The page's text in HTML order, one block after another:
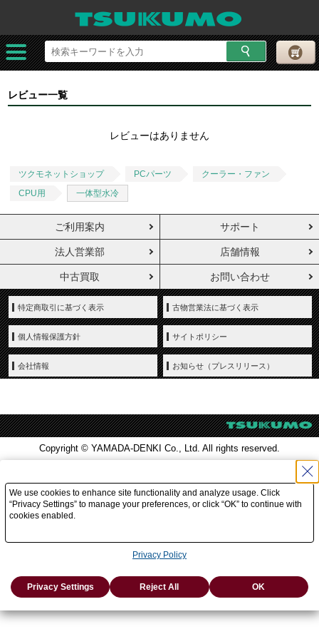
レビュー一覧
レビューはありません
ツクモネットショップ PCパーツ
クーラー・ファン
CPU用
一体型水冷
ご利用案内 サポート
法人営業部 店舗情報
中古買取 お問い合わせ
特定商取引に基づく表示 古物営業法に基づく表示
個人情報保護方針 サイトポリシー
会社情報 お知らせ（プレスリリース）
Copyright © YAMADA-DENKI Co., Ltd. All rights reserved.
We use cookies to enhance site functionality and analyze usage. Click
“Privacy Settings” to manage your preferences, or click “OK” to continue with
cookies enabled.
Privacy Policy
Privacy Settings Reject All OK